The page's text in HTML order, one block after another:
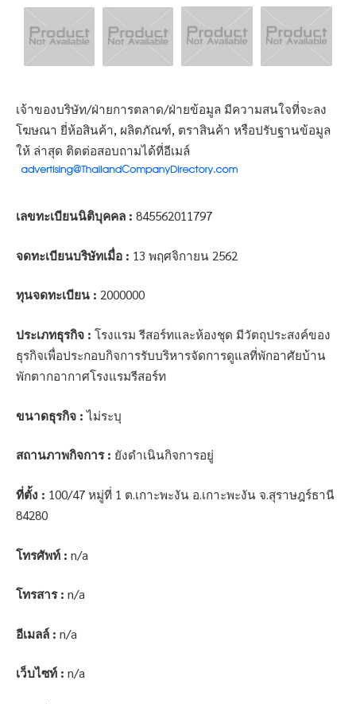
เจ้าของบริษัท/ฝ่ายการตลาด/ฝ่ายข้อมูล มีความสนใจที่จะลง
โฆษณา ยี่ห้อสินค้า, ผลิตภัณฑ์, ตราสินค้า หรือปรับฐานข้อมูล
ให้ ล่าสุด ติดต่อสอบถามได้ที่อีเมล์
เลขทะเบียนนิติบุคคล : 845562011797
จดทะเบียนบริษัทเมื่อ : 13 พฤศจิกายน 2562
ทุนจดทะเบียน : 2000000
ประเภทธุรกิจ : โรงแรม รีสอร์ทและห้องชุด มีวัตถุประสงค์ของ
ธุรกิจเพื่อประกอบกิจการรับบริหารจัดการดูแลที่พักอาศัยบ้าน
พักตากอากาศโรงแรมรีสอร์ท
ขนาดธุรกิจ : ไม่ระบุ
สถานภาพกิจการ : ยังดำเนินกิจการอยู่
ที่ตั้ง : 100/47 หมู่ที่ 1 ต.เกาะพะงัน อ.เกาะพะงัน จ.สุราษฎร์ธานี
84280
โทรศัพท์ : n/a
โทรสาร : n/a
อีเมลล์ : n/a
เว็บไซท์ : n/a